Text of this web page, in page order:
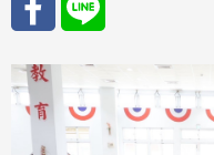
分享
至
分享
至